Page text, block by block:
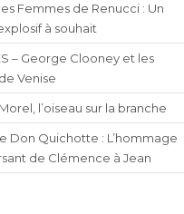
Femmes de Renucci : Un
à souhait
– George Clooney et les
Venise
l’oiseau sur la branche
Don Quichotte : L’hommage
de Clémence à Jean